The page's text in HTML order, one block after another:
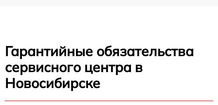
Гарантийные обязательства
сервисного центра в
Новосибирске